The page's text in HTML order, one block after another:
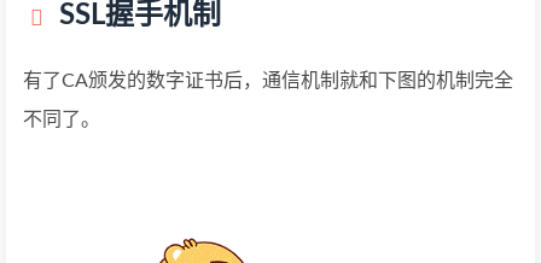
SSL握手机制
有了CA颁发的数字证书后，通信机制就和下图的机制完全
不同了。